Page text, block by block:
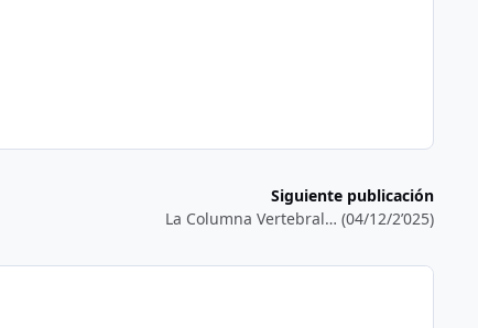
Siguiente publicación
La Columna Vertebral… (04/12/2’025)